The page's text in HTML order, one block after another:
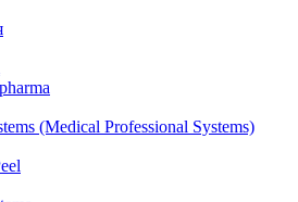
(Medical Professional Systems)